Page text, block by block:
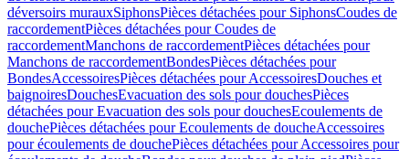
déversoirs murauxSiphonsPièces détachées pour SiphonsCoudes de
raccordementPièces détachées pour Coudes de
raccordementManchons de raccordementPièces détachées pour
Manchons de raccordementBondesPièces détachées pour
BondesAccessoiresPièces détachées pour AccessoiresDouches et
baignoiresDouchesEvacuation des sols pour douchesPièces
détachées pour Evacuation des sols pour douchesEcoulements de
douchePièces détachées pour Ecoulements de doucheAccessoires
pour écoulements de douchePièces détachées pour Accessoires pour